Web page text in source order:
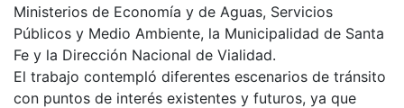
Ministerios de Economía y de Aguas, Servicios
Públicos y Medio Ambiente, la Municipalidad de Santa
Fe y la Dirección Nacional de Vialidad.
El trabajo contempló diferentes escenarios de tránsito
con puntos de interés existentes y futuros, ya que